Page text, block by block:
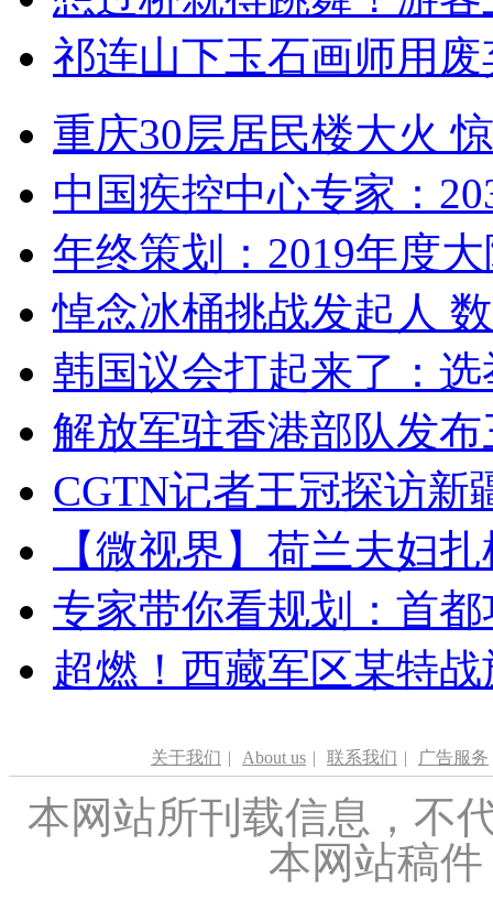
祁连山下玉石画师用
重庆30层居民楼大火
中国疾控中心专家：
年终策划：2019年度
悼念冰桶挑战发起人
韩国议会打起来了：
解放军驻香港部队发
CGTN记者王冠探访新
【微视界】荷兰夫妇
专家带你看规划：首
超燃！西藏军区某特
关于我们 | About us | 联系我们 | 广告服务
本网站所刊载信息，不
本网站稿